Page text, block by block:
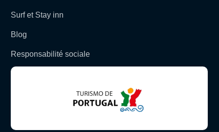
Surf et Stay inn
Blog
Responsabilité sociale